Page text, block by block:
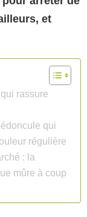
et
rassure
qui
régulière
: la
mûre à coup